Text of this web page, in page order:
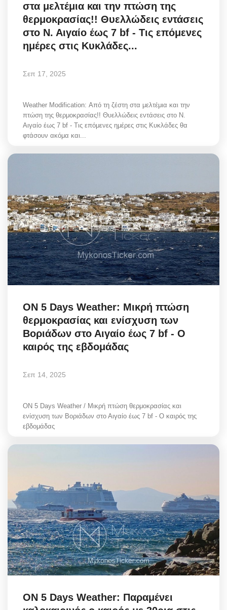
στα μελτέμια και την πτώση της
θερμοκρασίας!! Θυελλώδεις εντάσεις
στο Ν. Αιγαίο έως 7 bf - Tις επόμενες
ημέρες στις Κυκλάδες...
Σεπ 17, 2025
Weather Modification: Από τη ζέστη στα μελτέμια και την
πτώση της θερμοκρασίας!! Θυελλώδεις εντάσεις στο Ν.
Αιγαίο έως 7 bf - Tις επόμενες ημέρες στις Κυκλάδες θα
φτάσουν ακόμα και...
ON 5 Days Weather: Μικρή πτώση
θερμοκρασίας και ενίσχυση των
Βοριάδων στο Αιγαίο έως 7 bf - Ο
καιρός της εβδομάδας
Σεπ 14, 2025
ON 5 Days Weather / Μικρή πτώση θερμοκρασίας και
ενίσχυση των Βοριάδων στο Αιγαίο έως 7 bf - Ο καιρός της
εβδομάδας
ON 5 Days Weather: Παραμένει